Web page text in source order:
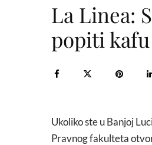
La Linea:
popiti kafu
Ukoliko ste u Banjoj
Pravnog fakulteta